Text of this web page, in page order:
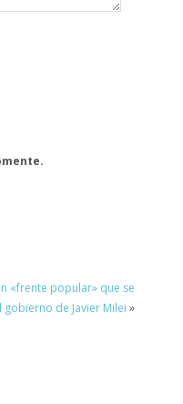
«frente popular» que se
de Javier Milei »